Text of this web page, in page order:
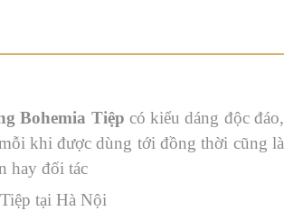
Bohemia Tiệp có kiểu dáng độc đáo,
khi được dùng tới đồng thời cũng là
hay đối tác
tại Hà Nội